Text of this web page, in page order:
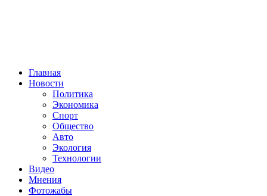
Главная
Новости
Политика
Экономика
Спорт
Общество
Авто
Экология
Технологии
Видео
Мнения
Фотожабы